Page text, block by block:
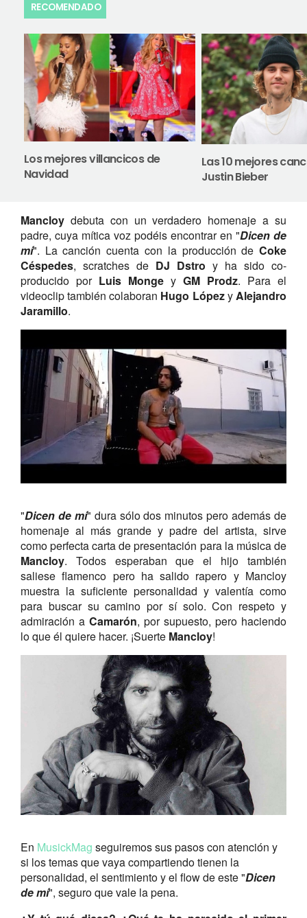
RECOMENDADO
Los mejores villancicos de
Navidad
Las 10 mejores
Justin Bieber
Mancloy debuta con un verdadero homenaje a su
padre, cuya mítica voz podéis encontrar en "Dicen de
mí". La canción cuenta con la producción deCoke
Céspedes, scratches de DJ Dstro y ha sido co-
producido por Luis Mongey GM Prodz. Para el
videoclip también colaboran Hugo LópezyAlejandro
Jaramillo.
"Dicen de mí" dura sólo dos minutos pero además de
homenaje al más grande y padre del artista, sirve
como perfecta carta de presentación para la música de
Mancloy. Todos esperaban que el hijo también
saliese flamenco pero ha salido rapero y Mancloy
muestra la suficiente personalidad y valentía como
para buscar su camino por sí solo. Con respeto y
admiración a Camarón, por supuesto, pero haciendo
lo que él quiere hacer. ¡Suerte Mancloy!
En MusickMag seguiremos sus pasos con atención y
si los temas que vaya compartiendo tienen la
personalidad, el sentimiento y el flow de este "Dicen
de mí", seguro que vale la pena.